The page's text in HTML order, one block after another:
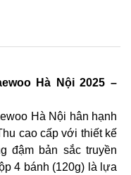
Hà Nội 2025 –
Hà Nội hân hạnh
cao cấp với thiết kế
đậm bản sắc truyền
4 bánh (120g) là lựa